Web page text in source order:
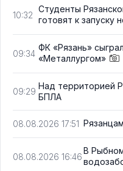
10:32
Студенты
готовят к запуску
09:34
ФК «Рязань»
«Металлургом»
09:29
Над территорией
БПЛА
08.08.2026 17:51
08.08.2026 16:46
В